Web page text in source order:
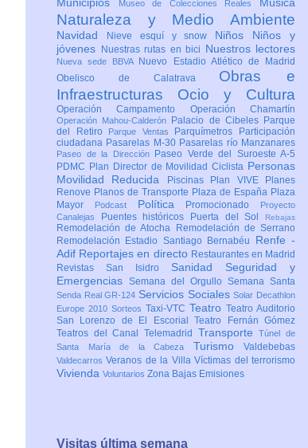
Municipios Museo de Colecciones Reales Música
Naturaleza y Medio Ambiente
Navidad Nieve esquí y snow Niños Niños y
jóvenes
Nuestras rutas en bici Nuestros lectores
Nueva sede BBVA
Nuevo Estadio Atlético de Madrid
Obelisco de Calatrava Obras e
Infraestructuras Ocio y Cultura
Operación Campamento Operación Chamartín
Operación Mahou-Calderón Palacio de Cibeles Parque
del Retiro
Parque Ventas Parquímetros
Participación
ciudadana Pasarelas M-30 Pasarelas río Manzanares
Paseo de la Dirección
Paseo Verde del Suroeste A-5
PDMC Plan Director de Movilidad Ciclista Personas
Movilidad Reducida
Piscinas Plan VIVE
Planes
Renove Planos de Transporte Plaza de España Plaza
Mayor
Podcast Política Promocionado
Proyecto
Canalejas
Puentes históricos Puerta del Sol Rebajas
Remodelación de Atocha
Remodelación de Serrano
Remodelación Estadio Santiago Bernabéu Renfe -
Adif Reportajes en directo Restaurantes en Madrid
Revistas San Isidro Sanidad Seguridad y
Emergencias Semana del Orgullo Semana Santa
Senda Real GR-124 Servicios SocialesSolar Decathlon
Europe 2010 Sorteos Taxi-VTC Teatro Teatro Auditorio
San Lorenzo de El EscorialTeatro Fernán Gómez
Teatros del Canal Telemadrid TransporteTúnel de
Santa María de la Cabeza Turismo Valdebebas
ValdecarrosVeranos de la VillaVíctimas del terrorismo
Vivienda Voluntarios Zona Bajas Emisiones
Visitas última semana